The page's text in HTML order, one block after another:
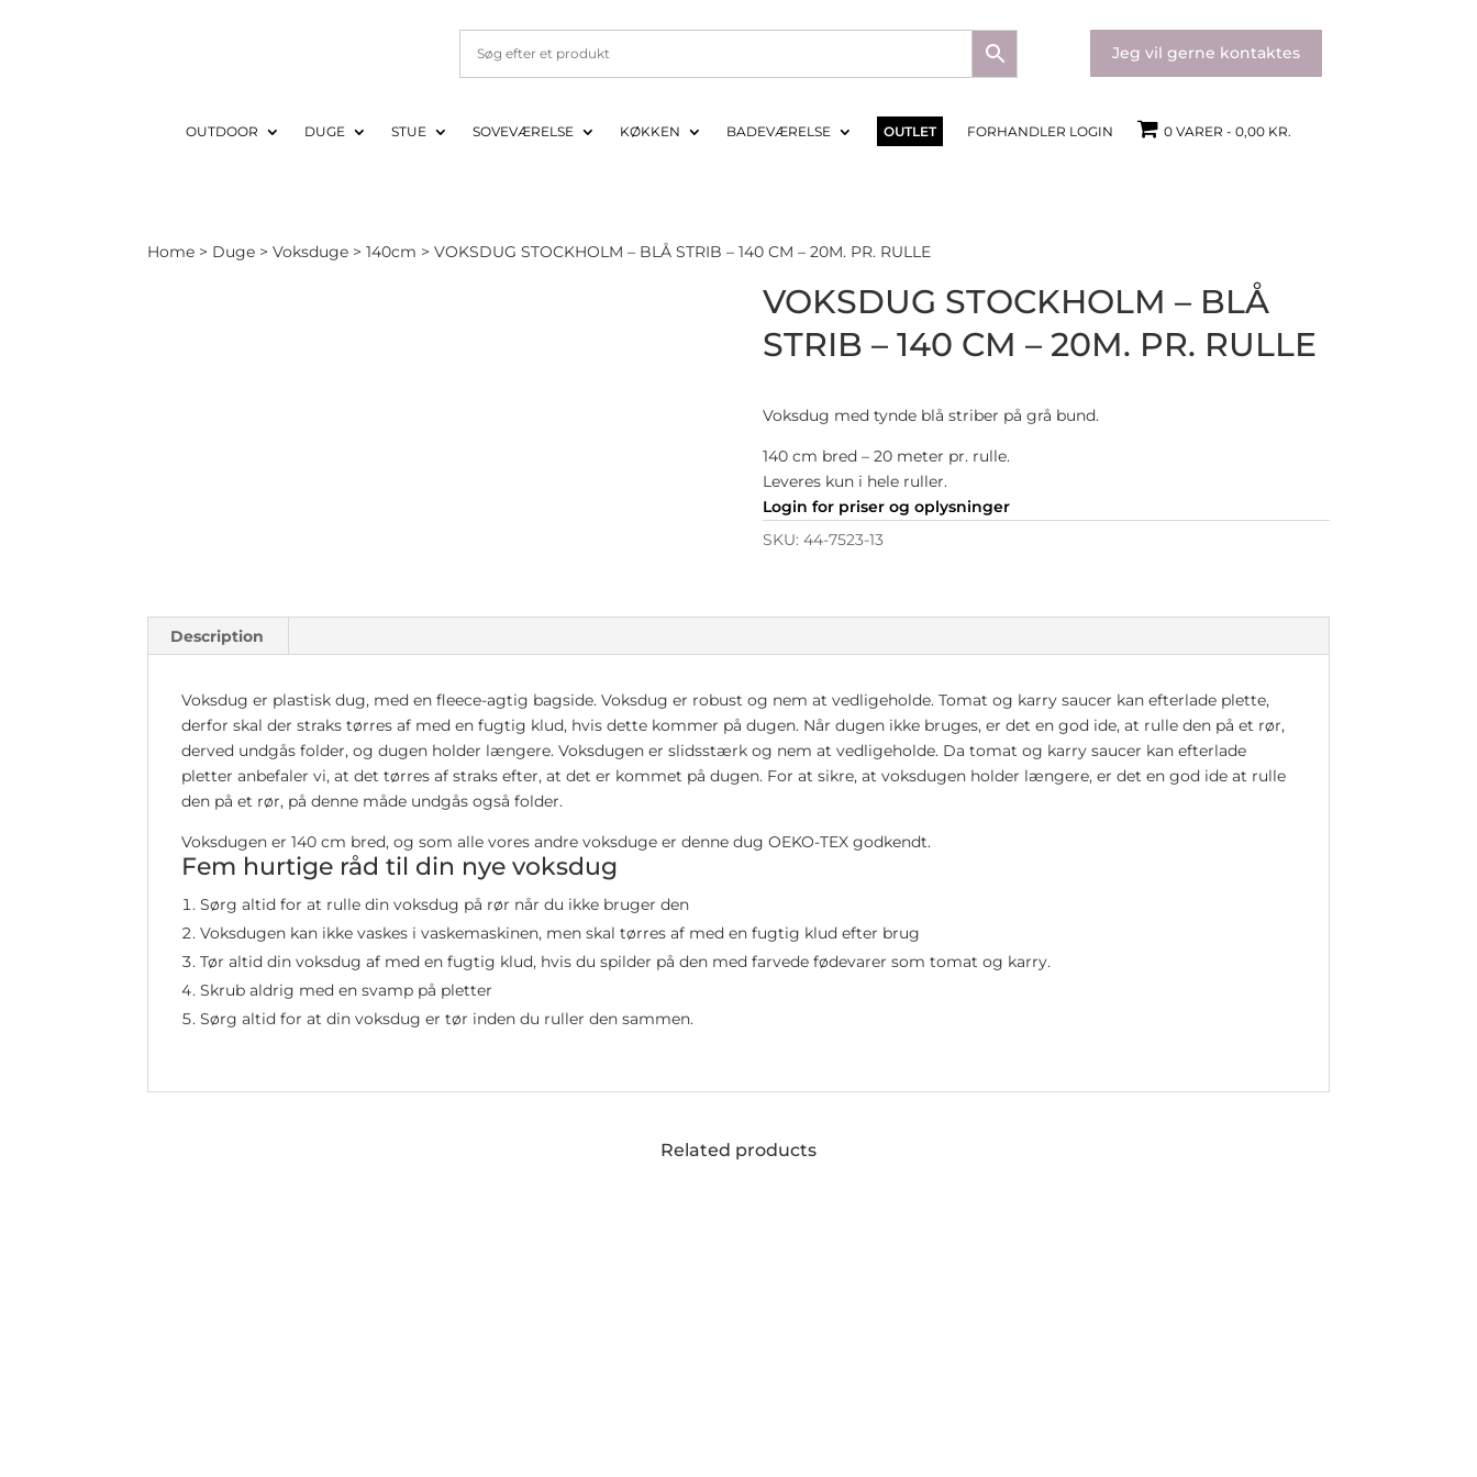
Jeg vil gerne kontaktes
OUTDOOR DUGE STUE SOVEVÆRELSE KØKKEN BADEVÆRELSE OUTLET FORHANDLER LOGIN 0 VARER 0,00 KR.
Home > Duge >Voksduge >140cm > VOKSDUG STOCKHOLM – BLÅ STRIB – 140 CM – 20M. PR. RULLE
VOKSDUG STOCKHOLM – BLÅ
STRIB – 140 CM – 20M. PR. RULLE
Voksdug med tynde blå striber på grå bund.
140 cm bred – 20 meter pr. rulle.
Leveres kun i hele ruller.
Login for priser og oplysninger
SKU: 44-7523-13
Description
Voksdug er plastisk dug, med en fleece-agtig bagside. Voksdug er robust og nem at vedligeholde. Tomat og karry saucer kan efterlade plette,
derfor skal der straks tørres af med en fugtig klud, hvis dette kommer på dugen. Når dugen ikke bruges, er det en god ide, at rulle den på et rør,
derved undgås folder, og dugen holder længere. Voksdugen er slidsstærk og nem at vedligeholde. Da tomat og karry saucer kan efterlade
pletter anbefaler vi, at det tørres af straks efter, at det er kommet på dugen. For at sikre, at voksdugen holder længere, er det en god ide at rulle
den på et rør, på denne måde undgås også folder.
Voksdugen er 140 cm bred, og som alle vores andre voksduge er denne dug OEKO-TEX godkendt.
Fem hurtige råd til din nye voksdug
Sørg altid for at rulle din voksdug på rør når du ikke bruger den
Voksdugen kan ikke vaskes i vaskemaskinen, men skal tørres af med en fugtig klud efter brug
Tør altid din voksdug af med en fugtig klud, hvis du spilder på den med farvede fødevarer som tomat og karry.
Skrub aldrig med en svamp på pletter
Sørg altid for at din voksdug er tør inden du ruller den sammen.
Related products